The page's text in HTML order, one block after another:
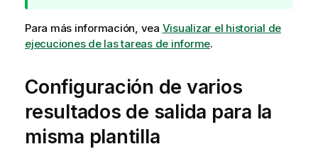
a
d
u
e
r
Para más información, vea Visualizar el historial de
ejecuciones de las tareas de informe.
Configuración de varios
resultados de salida para la
misma plantilla